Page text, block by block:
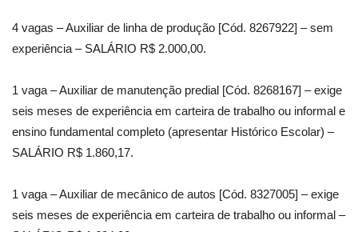
4 vagas – Auxiliar de linha de produção [Cód. 8267922] – sem
experiência – SALÁRIO R$ 2.000,00.
1 vaga – Auxiliar de manutenção predial [Cód. 8268167] – exige
seis meses de experiência em carteira de trabalho ou informal e
ensino fundamental completo (apresentar Histórico Escolar) –
SALÁRIO R$ 1.860,17.
1 vaga – Auxiliar de mecânico de autos [Cód. 8327005] – exige
seis meses de experiência em carteira de trabalho ou informal –